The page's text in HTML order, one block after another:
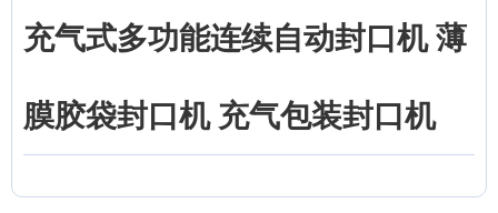
充气式多功能连续自动封口机 薄
膜胶袋封口机 充气包装封口机